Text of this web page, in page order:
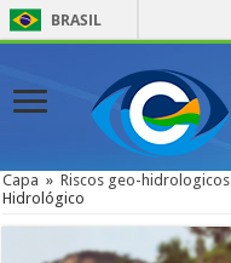
BRASIL
Capa » Riscos geo-hidrologicos
Hidrológico